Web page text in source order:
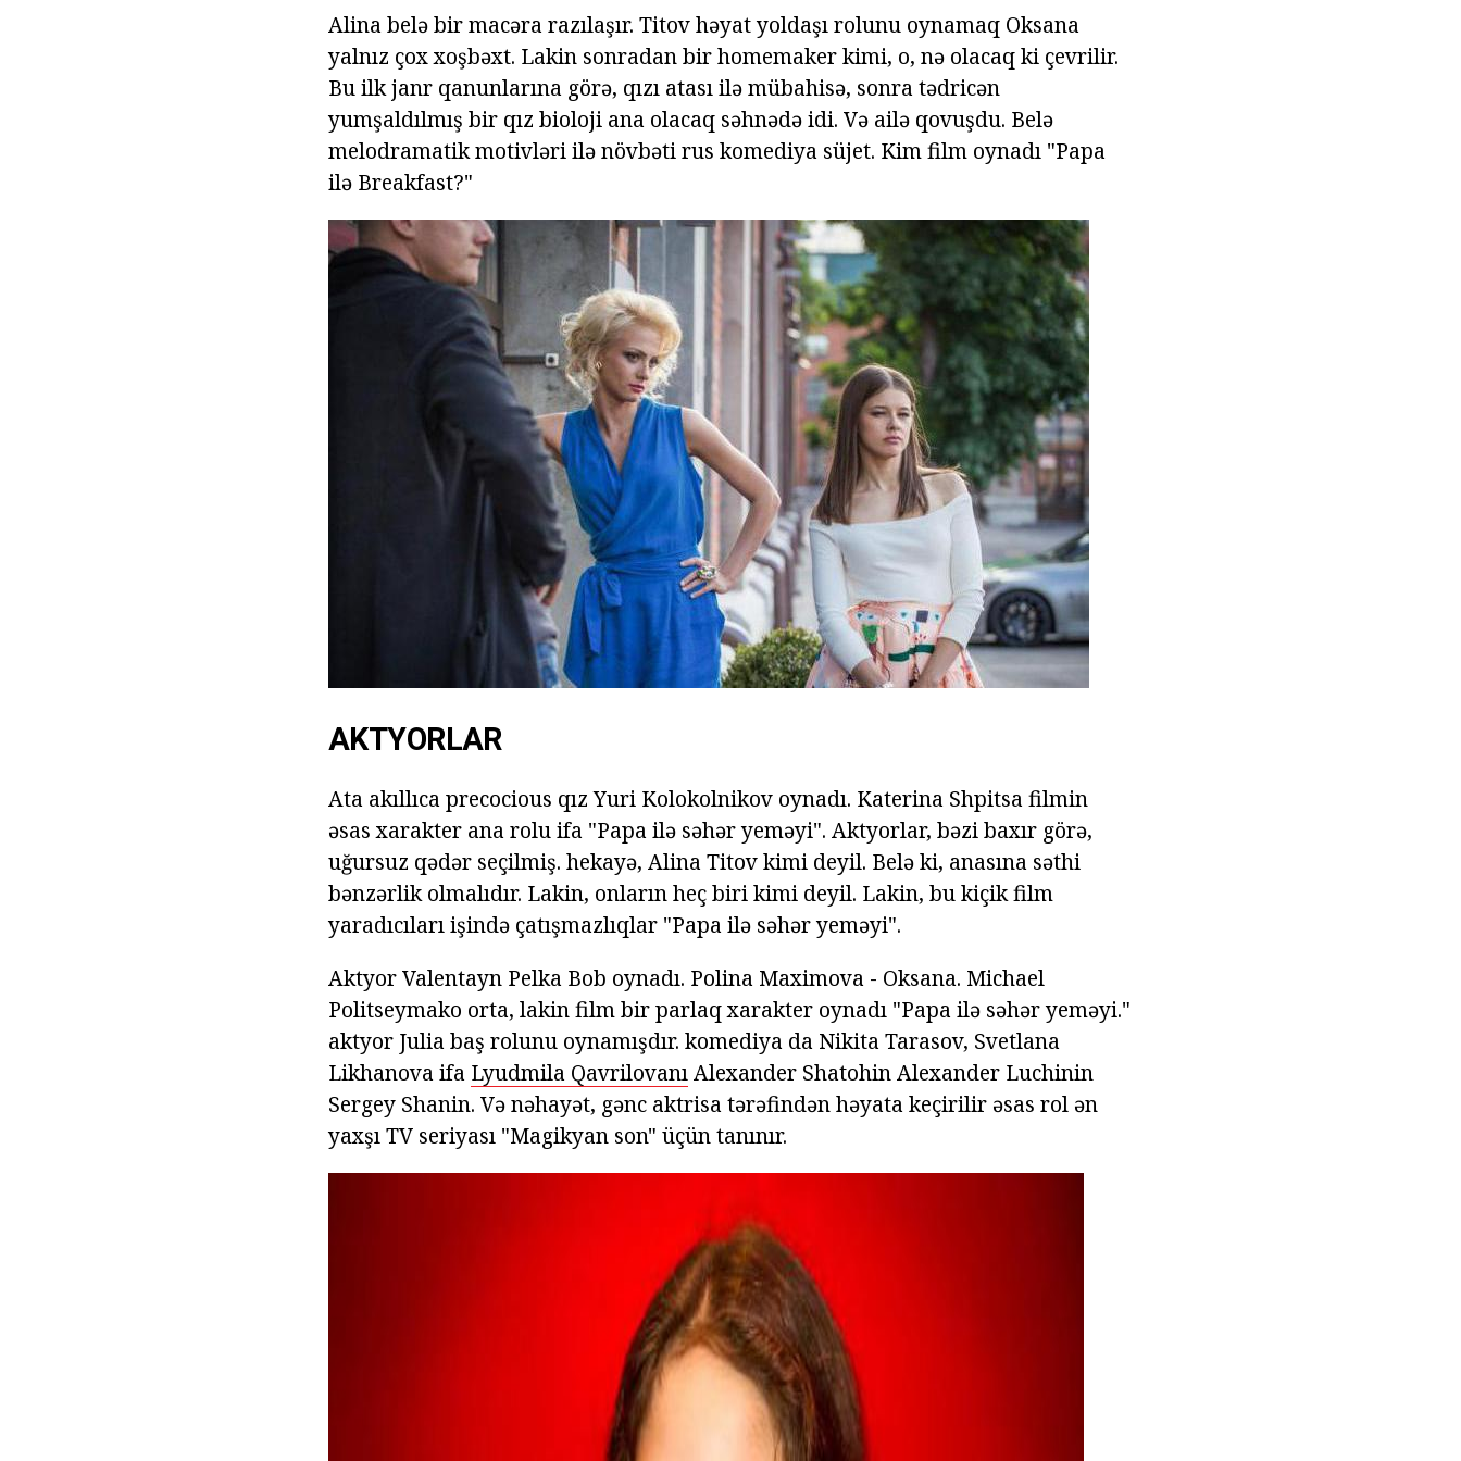
Alina belə bir macəra razılaşır. Titov həyat yoldaşı rolunu oynamaq Oksana
yalnız çox xoşbəxt. Lakin sonradan bir homemaker kimi, o, nə olacaq ki çevrilir.
Bu ilk janr qanunlarına görə, qızı atası ilə mübahisə, sonra tədricən
yumşaldılmış bir qız bioloji ana olacaq səhnədə idi. Və ailə qovuşdu. Belə
melodramatik motivləri ilə növbəti rus komediya süjet. Kim film oynadı "Papa
ilə Breakfast?"
AKTYORLAR
Ata akıllıca precocious qız Yuri Kolokolnikov oynadı. Katerina Shpitsa filmin
əsas xarakter ana rolu ifa "Papa ilə səhər yeməyi". Aktyorlar, bəzi baxır görə,
uğursuz qədər seçilmiş. hekayə, Alina Titov kimi deyil. Belə ki, anasına səthi
bənzərlik olmalıdır. Lakin, onların heç biri kimi deyil. Lakin, bu kiçik film
yaradıcıları işində çatışmazlıqlar "Papa ilə səhər yeməyi".
Aktyor Valentayn Pelka Bob oynadı. Polina Maximova - Oksana. Michael
Politseymako orta, lakin film bir parlaq xarakter oynadı "Papa ilə səhər yeməyi."
aktyor Julia baş rolunu oynamışdır. komediya da Nikita Tarasov, Svetlana
Likhanova ifa Lyudmila QavrilovanıAlexander Shatohin Alexander Luchinin
Sergey Shanin. Və nəhayət, gənc aktrisa tərəfindən həyata keçirilir əsas rol ən
yaxşı TV seriyası "Magikyan son" üçün tanınır.